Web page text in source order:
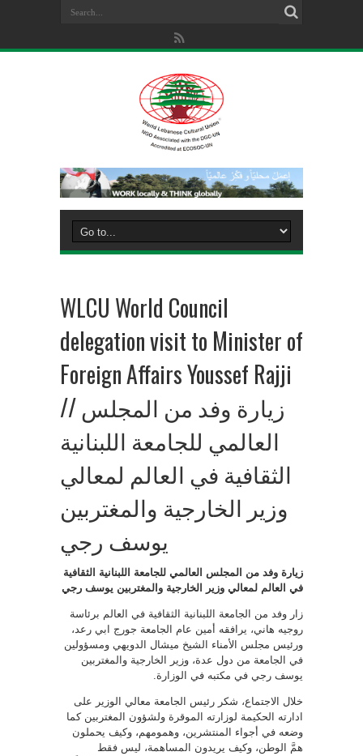
WLCU World Council
delegation visit to Minister of
Foreign Affairs Youssef Rajji
// زيارة وفد من المجلس
العالمي للجامعة اللبنانية
الثقافية في العالم لمعالي
وزير الخارجية والمغتربين
يوسف رجي
زيارة وفد من المجلس العالمي للجامعة اللبنانية الثقافية
في العالم لمعالي وزير الخارجية والمغتربين يوسف رجي
زار وفد من الجامعة اللبنانية الثقافية في العالم برئاسة
روجيه هاني، يرافقه أمين عام الجامعة جورج ابي رعد،
ورئيس مجلس الأمناء الشيخ ميشال الدويهي ومسؤولين
في الجامعة من دول عدة، وزير الخارجية والمغتربين
يوسف رجي في مكتبه في الوزارة.
خلال الاجتماع، شكر رئيس الجامعة معالي الوزير على
ادارته الحكيمة لوزارته الموقرة ولشؤون المغتربين كما
وضعه في أجواء المنتشرين، وهمومهم، وكيف يحملون
همَّ الوطن، وكيف يريدون المساهمة، ليس فقط